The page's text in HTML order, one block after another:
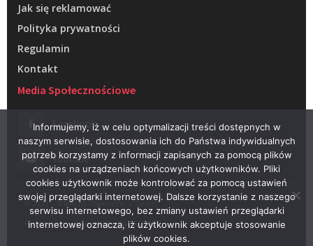
Jak się reklamować
Polityka prywatności
Regulamin
Kontakt
Media Społecznościowe
Facebook
Youtube
© 2022 – Telewizja Regionalna w Żarach
Projektowanie stron WWW –RAGACOM
Informujemy, iż w celu optymalizacji treści dostępnych w
naszym serwisie, dostosowania ich do Państwa indywidualnych
potrzeb korzystamy z informacji zapisanych za pomocą plików
cookies na urządzeniach końcowych użytkowników. Pliki
cookies użytkownik może kontrolować za pomocą ustawień
swojej przeglądarki internetowej. Dalsze korzystanie z naszego
serwisu internetowego, bez zmiany ustawień przeglądarki
internetowej oznacza, iż użytkownik akceptuje stosowanie
plików cookies.